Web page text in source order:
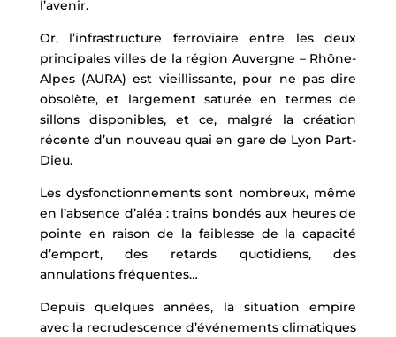
l’avenir.
Or, l’infrastructure ferroviaire entre les deux
principales villes de la région Auvergne – Rhône-
Alpes (AURA) est vieillissante, pour ne pas dire
obsolète, et largement saturée en termes de
sillons disponibles, et ce, malgré la création
récente d’un nouveau quai en gare de Lyon Part-
Dieu.
Les dysfonctionnements sont nombreux, même
en l’absence d’aléa : trains bondés aux heures de
pointe en raison de la faiblesse de la capacité
d’emport, des retards quotidiens, des
annulations fréquentes…
Depuis quelques années, la situation empire
avec la recrudescence d’événements climatiques